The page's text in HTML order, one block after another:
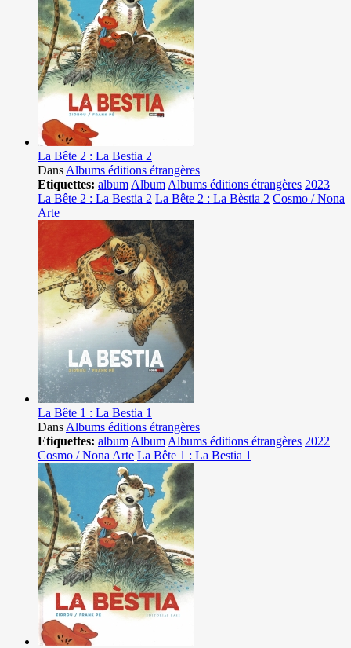
La Bête 2 : La Bestia 2
Dans Albums éditions étrangères
Etiquettes: album Album Albums éditions étrangères 2023
La Bête 2 : La Bestia 2 La Bête 2 : La Bèstia 2 Cosmo / Nona
Arte
La Bête 1 : La Bestia 1
Dans Albums éditions étrangères
Etiquettes: album Album Albums éditions étrangères 2022
Cosmo / Nona Arte La Bête 1 : La Bestia 1